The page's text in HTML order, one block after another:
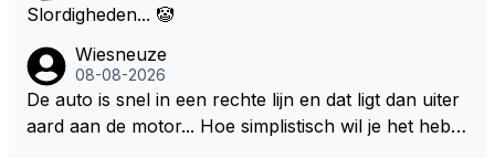
Slordigheden... 🤡
Wiesneuze
08-08-2026
De auto is snel in een rechte lijn en dat ligt dan uiter
aard aan de motor... Hoe simplistisch wil je het hebb